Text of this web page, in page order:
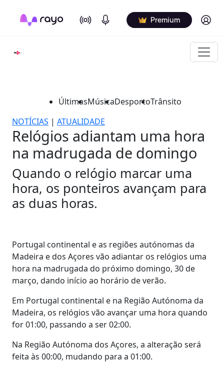
On Air Podcasts Premium Log in
ÚltimasMúsicaDesportoTrânsito
NOTÍCIAS | ATUALIDADE
Relógios adiantam uma hora
na madrugada de domingo
Quando o relógio marcar uma
hora, os ponteiros avançam para
as duas horas.
Portugal continental e as regiões autónomas da
Madeira e dos Açores vão adiantar os relógios uma
hora na madrugada do próximo domingo, 30 de
março, dando início ao horário de verão.
Em Portugal continental e na Região Autónoma da
Madeira, os relógios vão avançar uma hora quando
for 01:00, passando a ser 02:00.
Na Região Autónoma dos Açores, a alteração será
feita às 00:00, mudando para a 01:00.